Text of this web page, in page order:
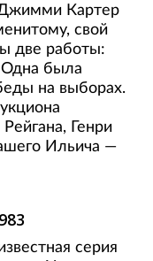
Джимми Картер
свой
две работы:
Одна была
на выборах.
Генри
Ильича —
серия